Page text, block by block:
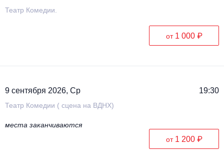
Театр Комедии.
от 1 000 ₽
9 сентября 2026, Ср 19:30
Театр Комедии ( сцена на ВДНХ)
места заканчиваются
от 1 200 ₽